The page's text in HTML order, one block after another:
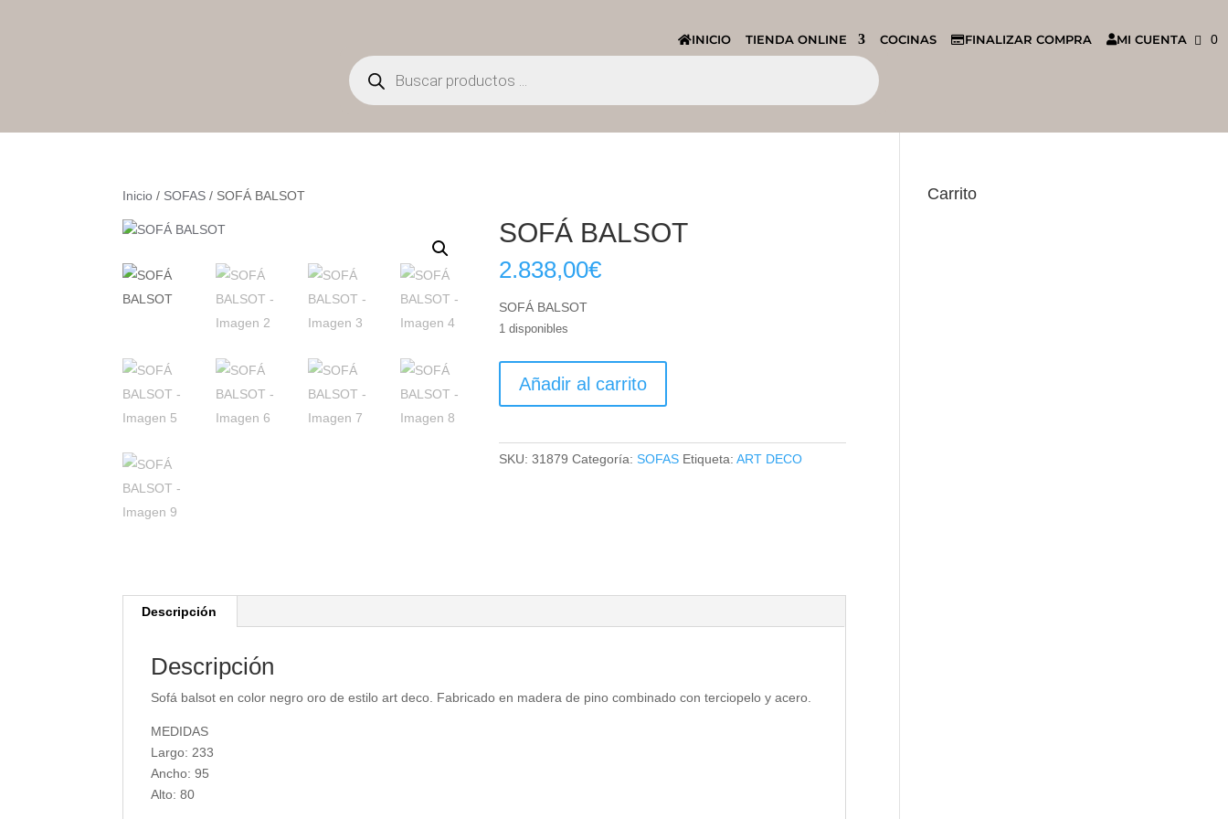
INICIO TIENDA ONLINE COCINAS FINALIZAR COMPRA MI CUENTA
0
Búsqueda
de
productos
Inicio / SOFAS / SOFÁ BALSOT
SOFÁ BALSOT
2.838,00€
SOFÁ BALSOT
1 disponibles
BALSOT
Añadir al carrito
SKU:31879 Categoría:SOFAS Etiqueta:ART DECO
Descripción
Descripción
Sofá balsot en color negro oro de estilo art deco. Fabricado en madera de pino combinado con terciopelo y acero.
MEDIDAS
Largo: 233
Ancho: 95
Alto: 80
Carrito